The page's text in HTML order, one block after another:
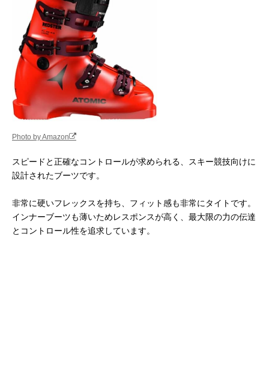
Photo by Amazon
スピードと正確なコントロールが求められる、スキー競技向けに
設計されたブーツです。
非常に硬いフレックスを持ち、フィット感も非常にタイトです。
インナーブーツも薄いためレスポンスが高く、最大限の力の伝達
とコントロール性を追求しています。